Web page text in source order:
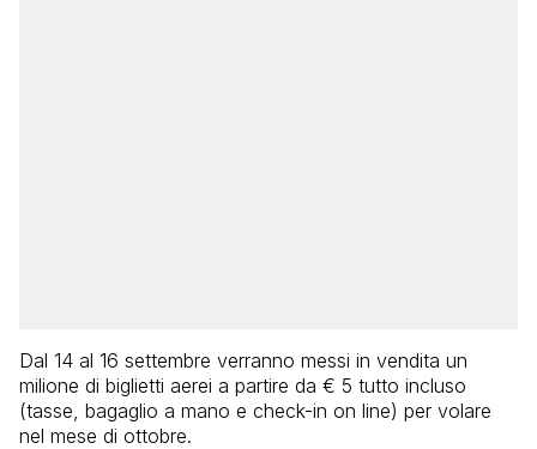
Dal 14 al 16 settembre verranno messi in vendita un
milione di biglietti aerei a partire da € 5 tutto incluso
(tasse, bagaglio a mano e check-in on line) per volare
nel mese di ottobre.